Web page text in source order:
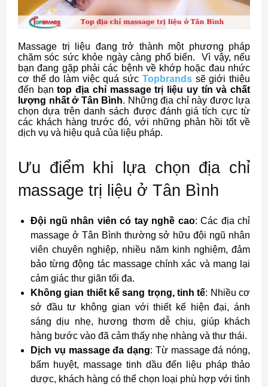
Massage trị liệu đang trở thành một phương pháp
chăm sóc sức khỏe ngày càng phổ biến. Vì vậy, nếu
bạn đang gặp phải các bệnh về khớp hoặc đau nhức
cơ thể do làm việc quá sức Topbrandssẽ giới thiệu
đến bạntop địa chỉ massage trị liệu uy tín và chất
lượng nhất ở Tân Bình. Những địa chỉ này được lựa
chọn dựa trên danh sách được đánh giá tích cực từ
các khách hàng trước đó, với những phản hồi tốt về
dịch vụ và hiệu quả của liệu pháp.
Ưu điểm khi lựa chọn địa chỉ
massage trị liệu ở Tân Bình
Đội ngũ nhân viên có tay nghề cao: Các địa chỉ
massage ở Tân Bình thường sở hữu đội ngũ nhân
viên chuyên nghiệp, nhiều năm kinh nghiệm, đảm
bảo từng động tác massage chính xác và mang lại
cảm giác thư giãn tối đa.
Không gian thiết kế sang trọng, tinh tế: Nhiều cơ
sở đầu tư không gian với thiết kế hiện đại, ánh
sáng dịu nhẹ, hương thơm dễ chịu, giúp khách
hàng bước vào đã cảm thấy nhẹ nhàng và thư thái.
Dịch vụ massage đa dạng: Từ massage đá nóng,
bấm huyệt, massage tinh dầu đến liệu pháp thảo
dược, khách hàng có thể chọn loại phù hợp với tình